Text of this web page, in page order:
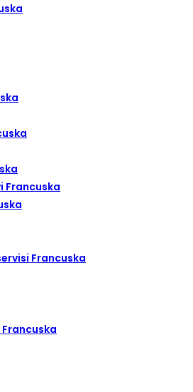
Francuska
Francuska